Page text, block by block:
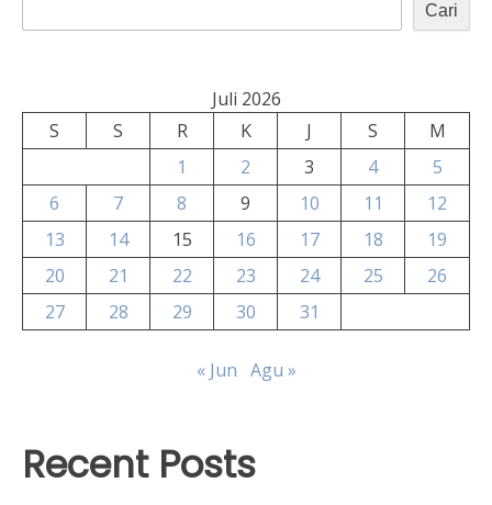
Cari
Juli 2026
S
S R K J S
M
1
2 3 4
5
6
7 8 9 10 11
12
13
14 15 16 17 18
19
20
21 22 23 24 25
26
27
28 29 30 31
« Jun Agu »
Recent Posts